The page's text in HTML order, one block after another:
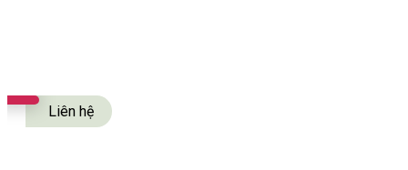
Liên hệ